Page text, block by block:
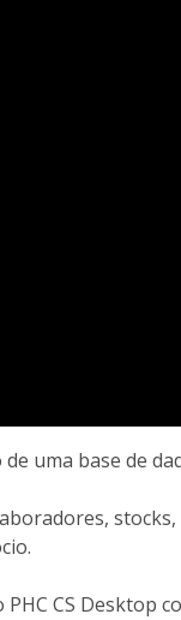
uma base de
CS Desktop